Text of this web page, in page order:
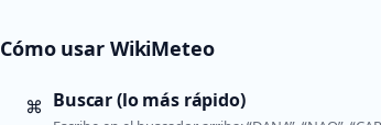
Cómo usar WikiMeteo
⌘ Buscar (lo más rápido)